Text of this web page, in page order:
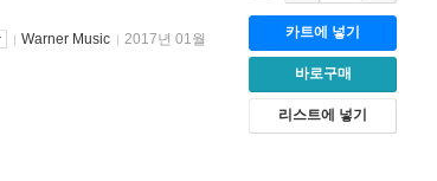
Warner Music 2017년 01월 카트에 넣기
바로구매
리스트에 넣기